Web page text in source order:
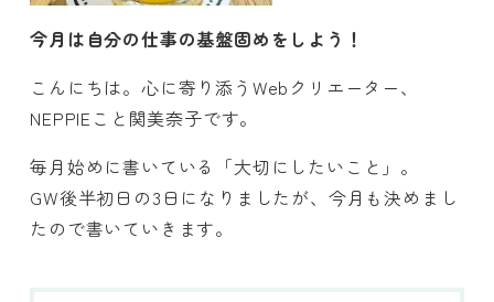
今月は自分の仕事の基盤固めをしよう！
こんにちは。心に寄り添うWebクリエーター、
NEPPIEこと関美奈子です。
毎月始めに書いている「大切にしたいこと」。
GW後半初日の3日になりましたが、今月も決めまし
たので書いていきます。